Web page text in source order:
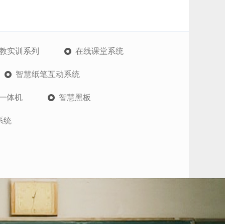
实训系列 在线课堂系统
智慧纸笔互动系统
体机 智慧黑板
统